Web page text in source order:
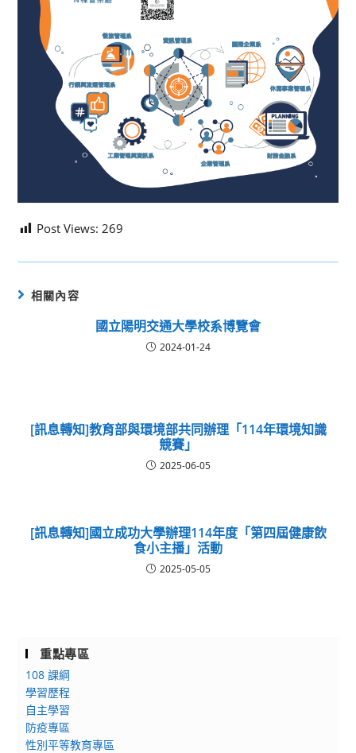
Post Views: 269
相關內容
國立陽明交通大學校系博覽會
2024-01-24
[訊息轉知]教育部與環境部共同辦理「114年環境知識
競賽」
2025-06-05
[訊息轉知]國立成功大學辦理114年度「第四屆健康飲
食小主播」活動
2025-05-05
重點專區
108 課綱
學習歷程
自主學習
防疫專區
性別平等教育專區